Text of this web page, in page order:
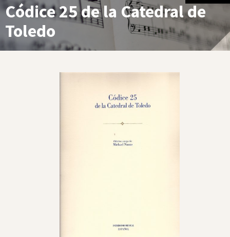
Ver carrito
Códice 25 de la Catedral de
Toledo